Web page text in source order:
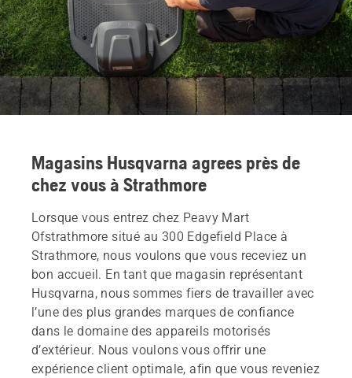
Magasins Husqvarna agrees près de
chez vous à Strathmore
Lorsque vous entrez chez Peavy Mart
Ofstrathmore situé au 300 Edgefield Place à
Strathmore, nous voulons que vous receviez un
bon accueil. En tant que magasin représentant
Husqvarna, nous sommes fiers de travailler avec
l’une des plus grandes marques de confiance
dans le domaine des appareils motorisés
d’extérieur. Nous voulons vous offrir une
expérience client optimale, afin que vous reveniez